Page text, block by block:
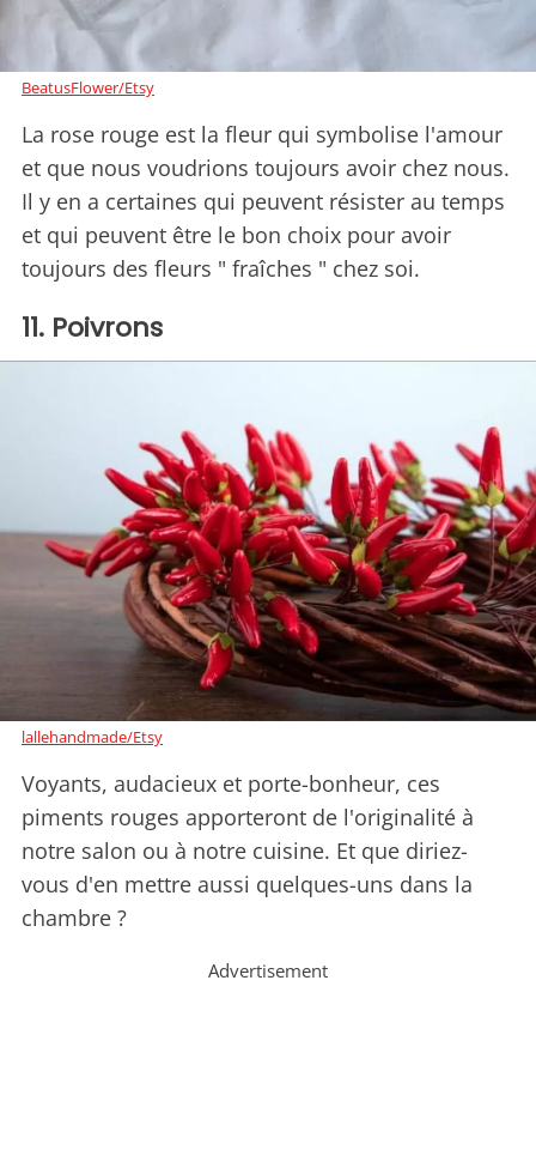
BeatusFlower/Etsy
La rose rouge est la fleur qui symbolise l'amour
et que nous voudrions toujours avoir chez nous.
Il y en a certaines qui peuvent résister au temps
et qui peuvent être le bon choix pour avoir
toujours des fleurs " fraîches " chez soi.
11. Poivrons
lallehandmade/Etsy
Voyants, audacieux et porte-bonheur, ces
piments rouges apporteront de l'originalité à
notre salon ou à notre cuisine. Et que diriez-
vous d'en mettre aussi quelques-uns dans la
chambre ?
Advertisement